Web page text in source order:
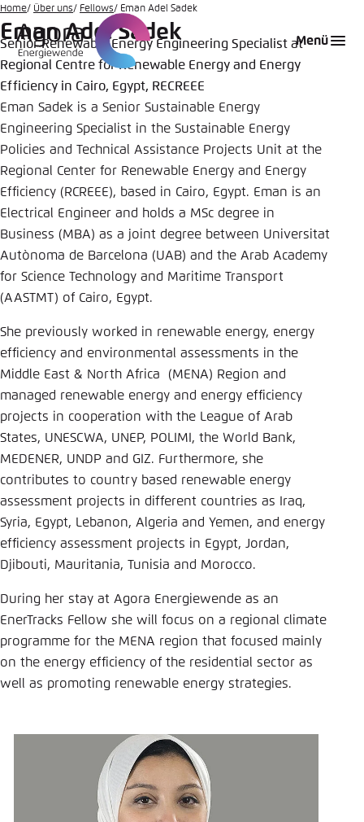
Zum
Hauptinhalt
gehen
Menü
Home Über uns Fellows Eman Adel Sadek
Eman Adel Sadek
Senior Renewable Energy Engineering Specialist at
Regional Centre for Renewable Energy and Energy
Efficiency in Cairo, Egypt, RECREEE
Eman Sadek is a Senior Sustainable Energy
Engineering Specialist in the Sustainable Energy
Policies and Technical Assistance Projects Unit at the
Regional Center for Renewable Energy and Energy
Efficiency (RCREEE), based in Cairo, Egypt. Eman is an
Electrical Engineer and holds a MSc degree in
Business (MBA) as a joint degree between Universitat
Autònoma de Barcelona (UAB) and the Arab Academy
for Science Technology and Maritime Transport
(AASTMT) of Cairo, Egypt.
She previously worked in renewable energy, energy
efficiency and environmental assessments in the
Middle East & North Africa (MENA) Region and
managed renewable energy and energy efficiency
projects in cooperation with the League of Arab
States, UNESCWA, UNEP, POLIMI, the World Bank,
MEDENER, UNDP and GIZ. Furthermore, she
contributes to country based renewable energy
assessment projects in different countries as Iraq,
Syria, Egypt, Lebanon, Algeria and Yemen, and energy
efficiency assessment projects in Egypt, Jordan,
Djibouti, Mauritania, Tunisia and Morocco.
During her stay at Agora Energiewende as an
EnerTracks Fellow she will focus on a regional climate
programme for the MENA region that focused mainly
on the energy efficiency of the residential sector as
well as promoting renewable energy strategies.
Login
Melden Sie sich an um ..., ... und ... zu verwalten.
Benutzername*
Passwort* Passwort vergessen?
Anmelden
Sprache auswählen
Englisch
Agora Think Tanks
Erscheinungsbild der Webseite
Diese Webseite passt ihr Farbschema basierend
auf Ihren Einstellungen an. Wählen Sie aus,
welches Farbschema Sie für diese Webseite
verwenden möchten.
Hell
Dunkel
Einstellung für diese Webseite im Browser
speichern
Übernehmen